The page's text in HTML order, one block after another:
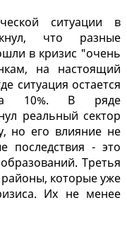
ситуации в
что разные
в кризис "очень
на настоящий
ситуация остается
10%. В ряде
реальный сектор
но его влияние не
последствия - это
Третья
которые уже
Их не менее